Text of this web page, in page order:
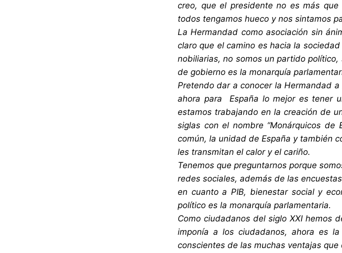
creo, que el presidente no es más
todos tengamos hueco y nos sintamos
La Hermandad como asociación sin
claro que el camino es hacia la
nobiliarias, no somos un partido
de gobierno es la monarquía
Pretendo dar a conocer la Hermandad
ahora para España lo mejor es tener
estamos trabajando en la creación de
siglas con el nombre “Monárquicos de
común, la unidad de España y también
les transmitan el calor y el cariño.
Tenemos que preguntarnos porque
redes sociales, además de las
en cuanto a PIB, bienestar social y
político es la monarquía parlamentaria.
Como ciudadanos del siglo XXI hemos
imponía a los ciudadanos, ahora es
conscientes de las muchas ventajas